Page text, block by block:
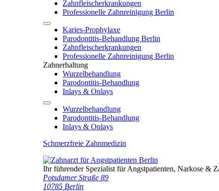
Zahnfleischerkrankungen
Professionelle Zahnreinigung Berlin
Karies-Prophylaxe
Parodontitis-Behandlung Berlin
Zahnfleischerkrankungen
Professionelle Zahnreinigung Berlin
Zahnerhaltung
Wurzelbehandlung
Parodontitis-Behandlung
Inlays & Onlays
Wurzelbehandlung
Parodontitis-Behandlung
Inlays & Onlays
Schmerzfreie Zahnmedizin
Ihr führender Spezialist für Angstpatienten, Narkose &
Potsdamer Straße 89
10785 Berlin